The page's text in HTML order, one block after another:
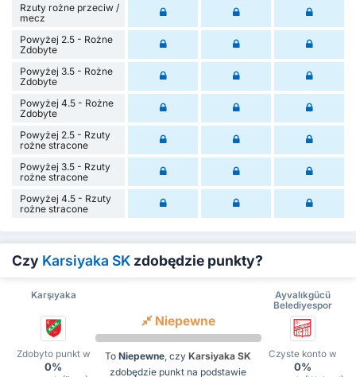
Rzuty rożne przeciw /
mecz
Powyżej 2.5 - Rożne
Zdobyte
Powyżej 3.5 - Rożne
Zdobyte
Powyżej 4.5 - Rożne
Zdobyte
Powyżej 2.5 - Rzuty
rożne stracone
Powyżej 3.5 - Rzuty
rożne stracone
Powyżej 4.5 - Rzuty
rożne stracone
Czy Karsiyaka SK zdobędzie punkty?
Karşıyaka
Ayvalıkgücü
Belediyespor
Zdobyto punkt w
0%
Niepewne
To Niepewne, czy Karsiyaka SK
zdobędzie punkt na podstawie
Czyste konto w
0%